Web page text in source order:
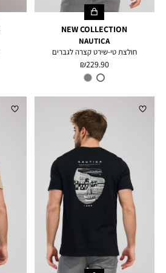
NEW COLLECTION
NAUTICA
חולצת טי-שירט קצרה לגברים
מחיר
מוצר
229.90 ₪
צבע
Pink